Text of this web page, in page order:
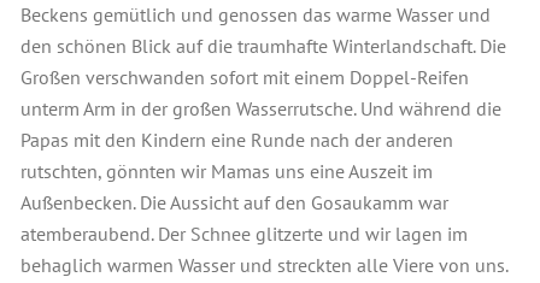
Beckens gemütlich und genossen das warme Wasser und
den schönen Blick auf die traumhafte Winterlandschaft. Die
Großen verschwanden sofort mit einem Doppel-Reifen
unterm Arm in der großen Wasserrutsche. Und während die
Papas mit den Kindern eine Runde nach der anderen
rutschten, gönnten wir Mamas uns eine Auszeit im
Außenbecken. Die Aussicht auf den Gosaukamm war
atemberaubend. Der Schnee glitzerte und wir lagen im
behaglich warmen Wasser und streckten alle Viere von uns.